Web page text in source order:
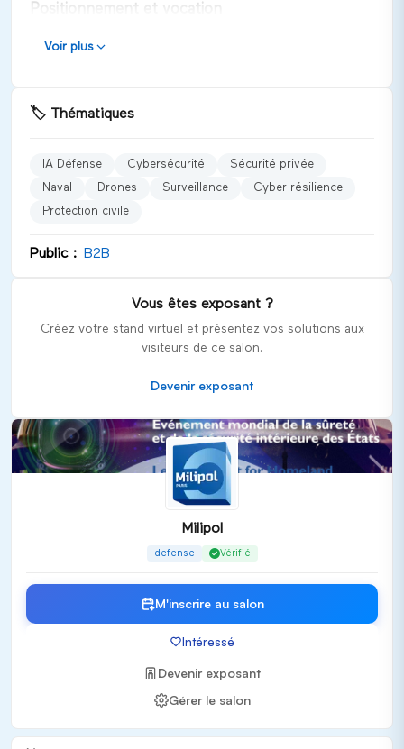
Milipol
defense Vérifié
M'inscrire au salon
Intéressé
Devenir exposant
Gérer le salon
Positionnement et vocation
Milipol 2027 se positionne comme un leader mondial dans
acteurs mondiaux du domaine.
Le salon couvre divers domaines clés de la sécurité,
Cybersécurité
Technologies de drones
Systèmes de surveillance
Publics cibles
Milipol s'adresse exclusivement à un public professionnel,
Forces de l'ordre et services de sécurité
Entreprises spécialisées en défense et sécurité
Experts en cybersécurité et résilience
Valeur ajoutée et expérience salon
En plus de l'exposition de technologies avancées, Milipol
Des conférences sur les enjeux actuels et futurs de la
Voir plus
🏷️ Thématiques
IA Défense Cybersécurité
Sécurité privée
Naval
Drones Surveillance
Cyber résilience
Protection civile
Public : B2B
Vous êtes exposant ?
Créez votre stand virtuel et présentez vos solutions aux
visiteurs de ce salon.
Devenir exposant